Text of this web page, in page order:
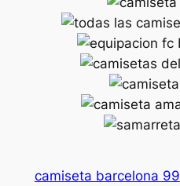
camiseta barcelona 99